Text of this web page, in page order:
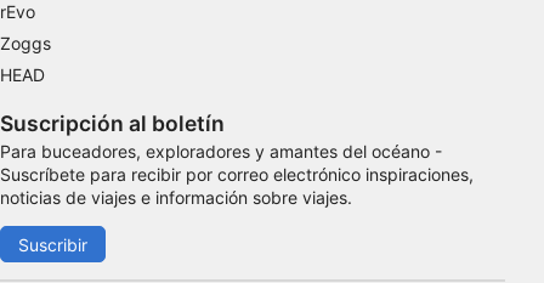
rEvo
Zoggs
HEAD
Suscripción al boletín
Para buceadores, exploradores y amantes del océano -
Suscríbete para recibir por correo electrónico inspiraciones,
noticias de viajes e información sobre viajes.
Suscribir
precisa
Identificar los dispositivos en función de la
información solicitada activamente
Fines de tratamiento ajenos a la OIA:
Necesarias